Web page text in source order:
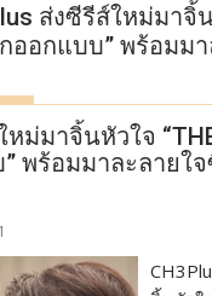
ส่งซีรีส์ใหม่มาจิ้
ออกแบบ” พร้อมม
ม่มาจิ้นหัวใจ
พร้อมมาละลายใ